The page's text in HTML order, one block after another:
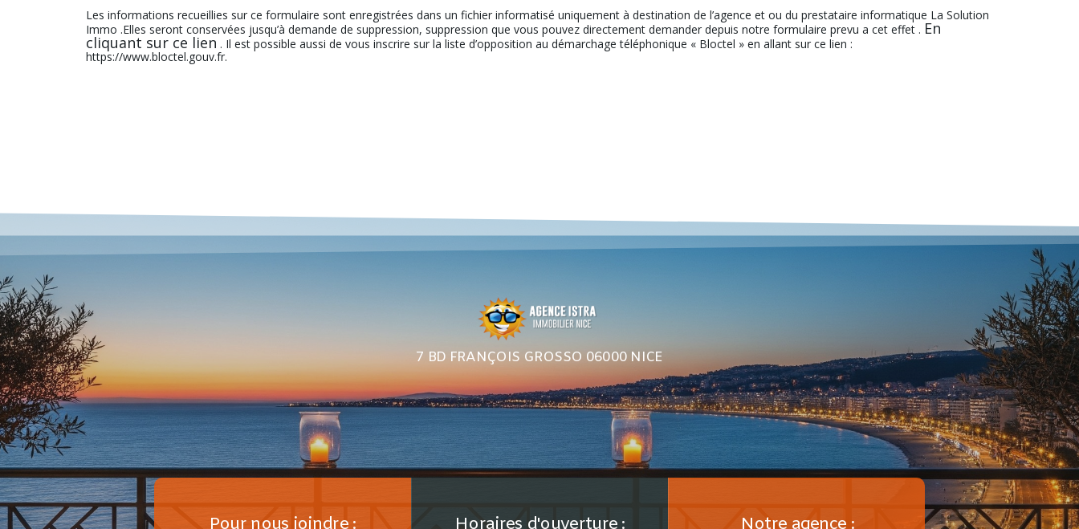
Les informations recueillies sur ce formulaire sont enregistrées dans un fichier informatisé uniquement à destination de l’agence et ou du prestataire informatique La Solution
Immo .Elles seront conservées jusqu’à demande de suppression, suppression que vous pouvez directement demander depuis notre formulaire prevu a cet effet . En
cliquant sur ce lien . Il est possible aussi de vous inscrire sur la liste d’opposition au démarchage téléphonique « Bloctel » en allant sur ce lien :
https://www.bloctel.gouv.fr.
7 BD FRANÇOIS GROSSO 06000 NICE